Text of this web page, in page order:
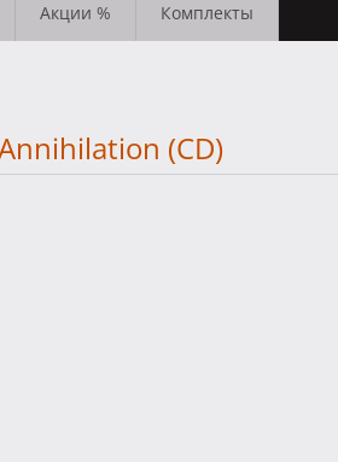
Акции % Комплекты
(CD)